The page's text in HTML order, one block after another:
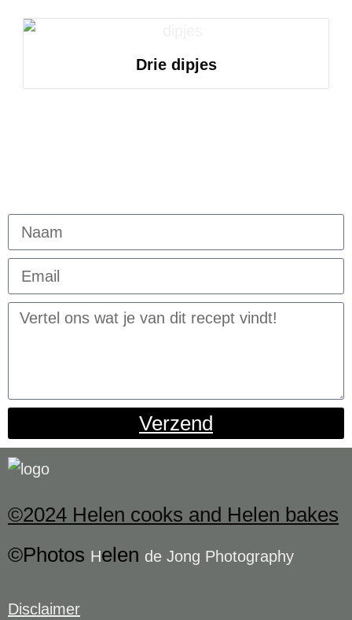
Drie dipjes
Verzend
©2024 Helen cooks and Helen bakes
©Photos Helen de Jong Photography
Disclaimer